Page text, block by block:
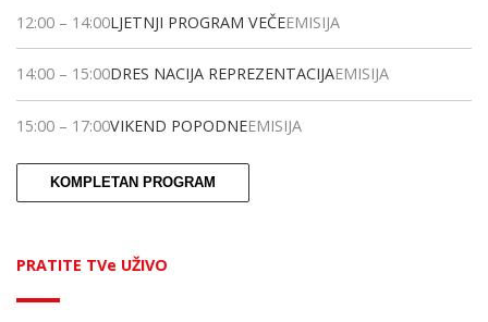
12:00 – 14:00LJETNJI PROGRAM VEČEEMISIJA
14:00 – 15:00DRES NACIJA REPREZENTACIJAEMISIJA
15:00 – 17:00VIKEND POPODNEEMISIJA
KOMPLETAN PROGRAM
PRATITE TVe UŽIVO